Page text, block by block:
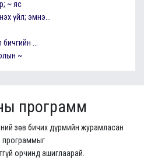
~ яс
үйл; эмнэ...
...
~
программ
зөв бичих дүрмийн журамласан
программыг
орчинд ашиглаарай.